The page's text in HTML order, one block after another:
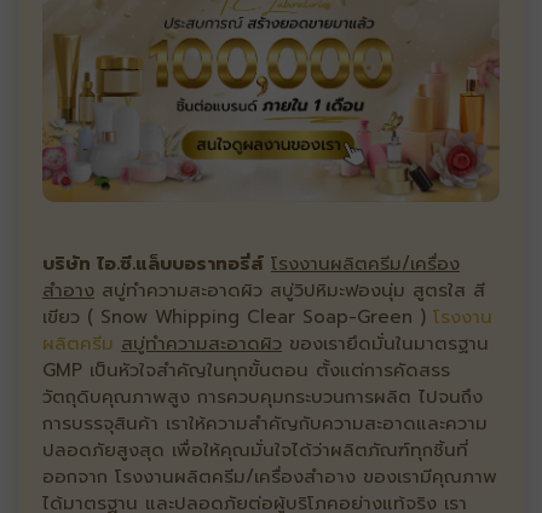
บริษัท ไอ.ซี.แล็บบอราทอรี่ส์ โรงงานผลิตครีม/เครื่อง
สำอาง สบู่ทำความสะอาดผิว สบู่วิปหิมะฟองนุ่ม สูตรใส สี
เขียว ( Snow Whipping Clear Soap-Green ) โรงงาน
ผลิตครีม สบู่ทำความสะอาดผิว ของเรายึดมั่นในมาตรฐาน
GMP เป็นหัวใจสำคัญในทุกขั้นตอน ตั้งแต่การคัดสรร
วัตถุดิบคุณภาพสูง การควบคุมกระบวนการผลิต ไปจนถึง
การบรรจุสินค้า เราให้ความสำคัญกับความสะอาดและความ
ปลอดภัยสูงสุด เพื่อให้คุณมั่นใจได้ว่าผลิตภัณฑ์ทุกชิ้นที่
ออกจาก โรงงานผลิตครีม/เครื่องสำอาง ของเรามีคุณภาพ
ได้มาตรฐาน และปลอดภัยต่อผู้บริโภคอย่างแท้จริง เรา